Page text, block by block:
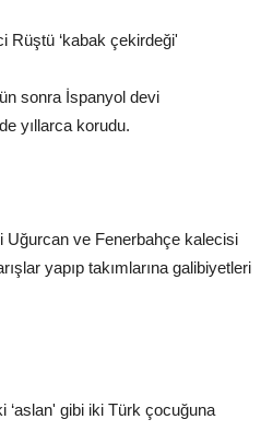
Rüştü ‘kabak çekirdeği'
sonra İspanyol devi
yıllarca korudu.
Uğurcan ve Fenerbahçe kalecisi
yapıp takımlarına galibiyetleri
‘aslan' gibi iki Türk çocuğuna